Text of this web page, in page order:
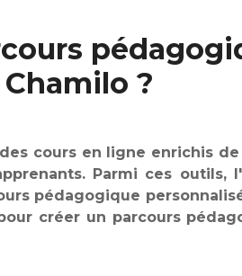
?
cours en ligne enrichis
Parmi ces outils,
pédagogique
créer un parcours